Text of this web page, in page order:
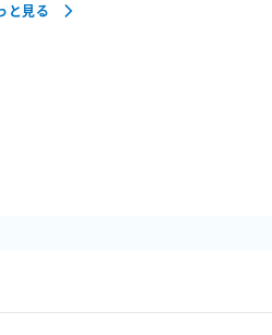
と見る